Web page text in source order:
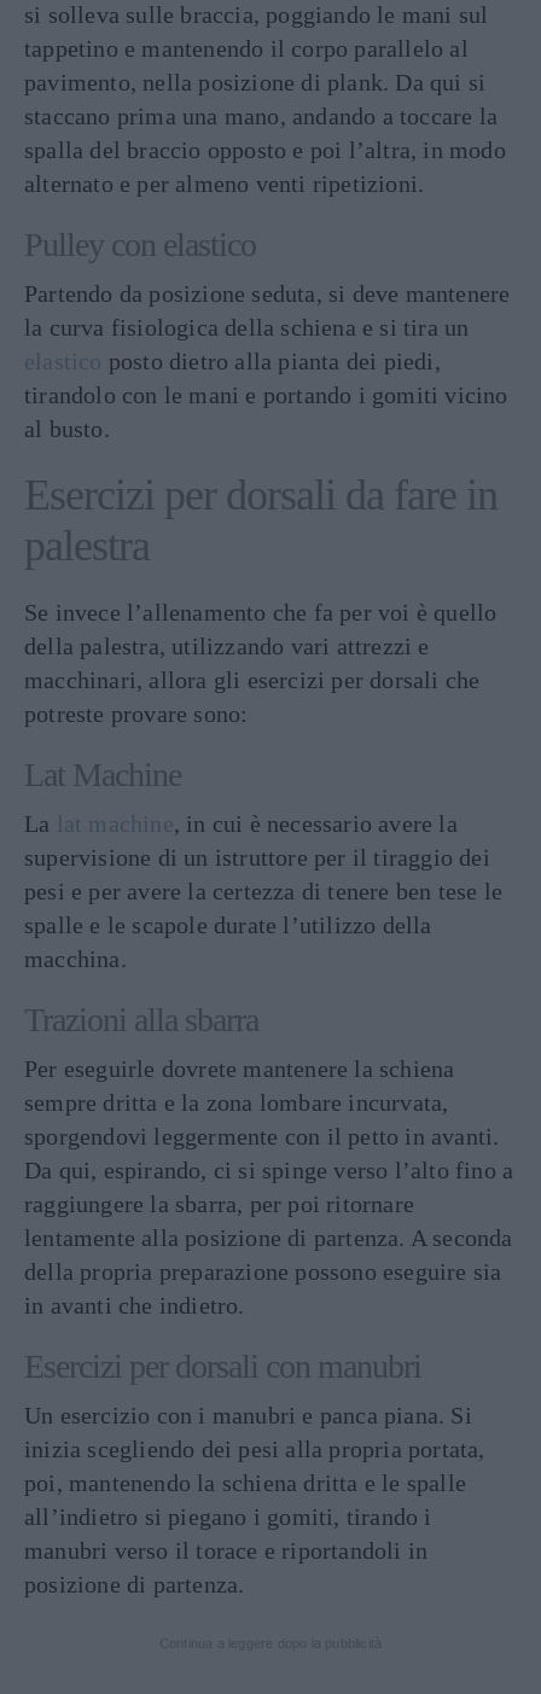
si solleva sulle braccia, poggiando le mani sul
tappetino e mantenendo il corpo parallelo al
pavimento, nella posizione di plank. Da qui si
staccano prima una mano, andando a toccare la
spalla del braccio opposto e poi l’altra, in modo
alternato e per almeno venti ripetizioni.
Pulley con elastico
Partendo da posizione seduta, si deve mantenere
la curva fisiologica della schiena e si tira un
elastico posto dietro alla pianta dei piedi,
tirandolo con le mani e portando i gomiti vicino
al busto.
Esercizi per dorsali da fare in
palestra
Se invece l’allenamento che fa per voi è quello
della palestra, utilizzando vari attrezzi e
macchinari, allora gli esercizi per dorsali che
potreste provare sono:
Lat Machine
La lat machine, in cui è necessario avere la
supervisione di un istruttore per il tiraggio dei
pesi e per avere la certezza di tenere ben tese le
spalle e le scapole durate l’utilizzo della
macchina.
Trazioni alla sbarra
Per eseguirle dovrete mantenere la schiena
sempre dritta e la zona lombare incurvata,
sporgendovi leggermente con il petto in avanti.
Da qui, espirando, ci si spinge verso l’alto fino a
raggiungere la sbarra, per poi ritornare
lentamente alla posizione di partenza. A seconda
della propria preparazione possono eseguire sia
in avanti che indietro.
Esercizi per dorsali con manubri
Un esercizio con i manubri e panca piana. Si
inizia scegliendo dei pesi alla propria portata,
poi, mantenendo la schiena dritta e le spalle
all’indietro si piegano i gomiti, tirando i
manubri verso il torace e riportandoli in
posizione di partenza.